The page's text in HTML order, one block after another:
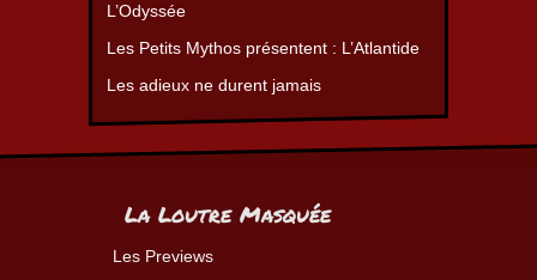
L’Odyssée
Les Petits Mythos présentent : L’Atlantide
Les adieux ne durent jamais
La Loutre Masquée
Les Previews